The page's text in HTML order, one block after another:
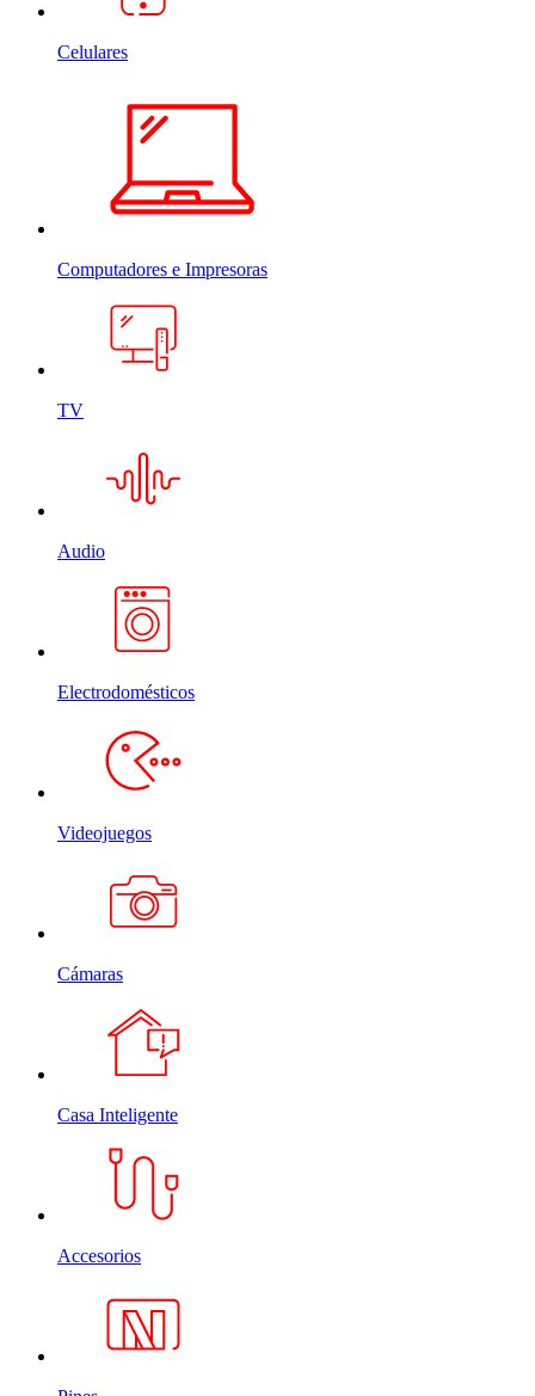
Celulares
Computadores e Impresoras
TV
Audio
Electrodomésticos
Videojuegos
Cámaras
Casa Inteligente
Accesorios